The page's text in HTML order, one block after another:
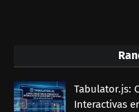
Tabulator.js:
Interactivas